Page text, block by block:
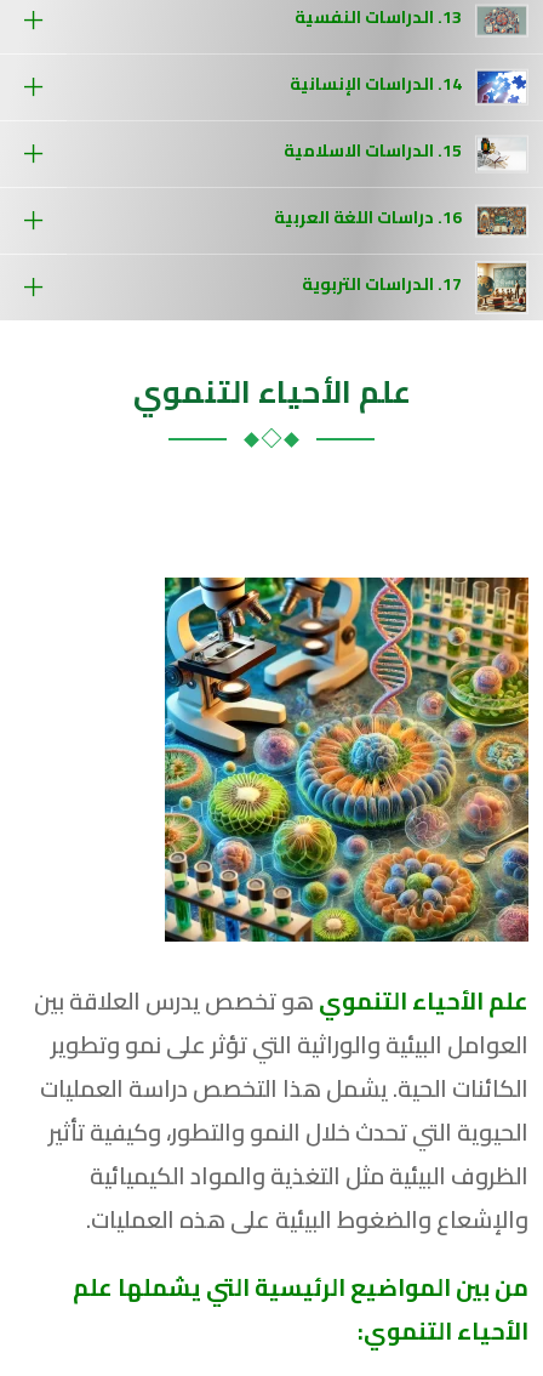
13. الدراسات النفسية
14. الدراسات الإنسانية
15. الدراسات الاسلامية
16. دراسات اللغة العربية
17. الدراسات التربوية
علم الأحياء التنموي
علم الأحياء التنمويهو تخصص يدرس العلاقة بين
العوامل البيئية والوراثية التي تؤثر على نمو وتطوير
الكائنات الحية. يشمل هذا التخصص دراسة العمليات
الحيوية التي تحدث خلال النمو والتطور، وكيفية تأثير
الظروف البيئية مثل التغذية والمواد الكيميائية
والإشعاع والضغوط البيئية على هذه العمليات.
من بين المواضيع الرئيسية التي يشملها علم
الأحياء التنموي: